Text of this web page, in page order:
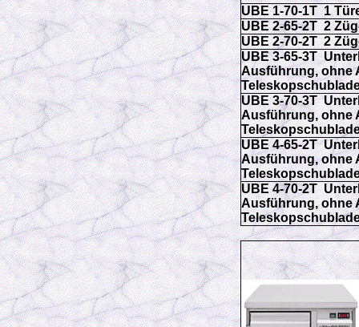
UBE 1-70-1T 1
UBE 2-65-2T 2
UBE 2-70-2T 2
UBE 3-65-3T
Ausführung, ohne
UBE 3-70-3T
Ausführung, ohne
UBE 4-65-2T
Ausführung, ohne
UBE 4-70-2T
Ausführung, ohne